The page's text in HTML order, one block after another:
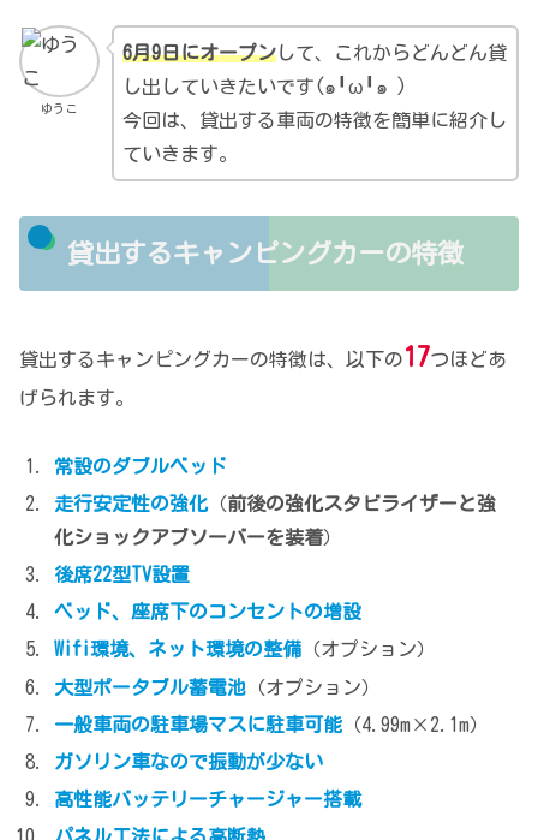
ゆうこ
6月9日にオープンして、これからどんどん貸
し出していきたいです(๑╹ω╹๑ )
今回は、貸出する車両の特徴を簡単に紹介し
ていきます。
貸出するキャンピングカーの特徴
貸出するキャンピングカーの特徴は、以下の17つほどあ
げられます。
常設のダブルベッド
走行安定性の強化（前後の強化スタビライザーと強
化ショックアブソーバーを装着）
後席22型TV設置
ベッド、座席下のコンセントの増設
Wifi環境、ネット環境の整備 （オプション）
大型ポータブル蓄電池 （オプション）
一般車両の駐車場マスに駐車可能 （4.99m×2.1m）
ガソリン車なので振動が少ない
高性能バッテリーチャージャー搭載